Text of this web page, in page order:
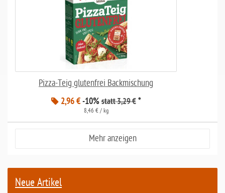
Pizza-Teig glutenfrei Backmischung
2,96 € -10% statt 3,29 €*
8,46 € / kg
Mehr anzeigen
Neue Artikel